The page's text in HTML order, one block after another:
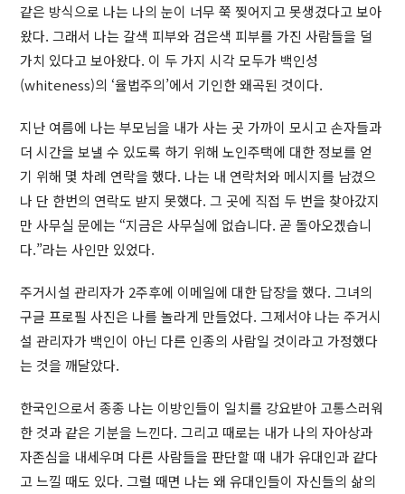
같은 방식으로 나는 나의 눈이 너무 쭉 찢어지고 못생겼다고 보아
왔다. 그래서 나는 갈색 피부와 검은색 피부를 가진 사람들을 덜
가치 있다고 보아왔다. 이 두 가지 시각 모두가 백인성
(whiteness)의 ‘율법주의’에서 기인한 왜곡된 것이다.
지난 여름에 나는 부모님을 내가 사는 곳 가까이 모시고 손자들과
더 시간을 보낼 수 있도록 하기 위해 노인주택에 대한 정보를 얻
기 위해 몇 차례 연락을 했다. 나는 내 연락처와 메시지를 남겼으
나 단 한번의 연락도 받지 못했다. 그 곳에 직접 두 번을 찾아갔지
만 사무실 문에는 “지금은 사무실에 없습니다. 곧 돌아오겠습니
다.”라는 사인만 있었다.
주거시설 관리자가 2주후에 이메일에 대한 답장을 했다. 그녀의
구글 프로필 사진은 나를 놀라게 만들었다. 그제서야 나는 주거시
설 관리자가 백인이 아닌 다른 인종의 사람일 것이라고 가정했다
는 것을 깨달았다.
한국인으로서 종종 나는 이방인들이 일치를 강요받아 고통스러워
한 것과 같은 기분을 느낀다. 그리고 때로는 내가 나의 자아상과
자존심을 내세우며 다른 사람들을 판단할 때 내가 유대인과 같다
고 느낄 때도 있다. 그럴 때면 나는 왜 유대인들이 자신들의 삶의